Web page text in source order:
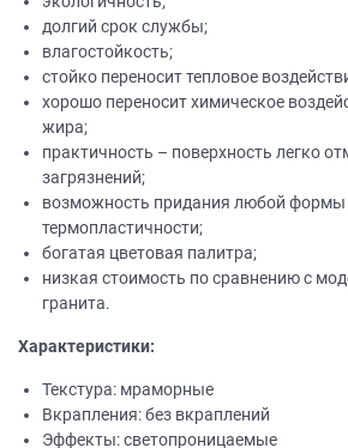
долгий срок службы;
влагостойкость;
стойко переносит тепловое
хорошо переносит химическое
жира;
практичность – поверхность легко
загрязнений;
возможность придания любой формы
термопластичности;
богатая цветовая палитра;
низкая стоимость по сравнению с
гранита.
Характеристики:
Текстура: мраморные
Вкрапления: без вкраплений
Эффекты: светопроницаемые